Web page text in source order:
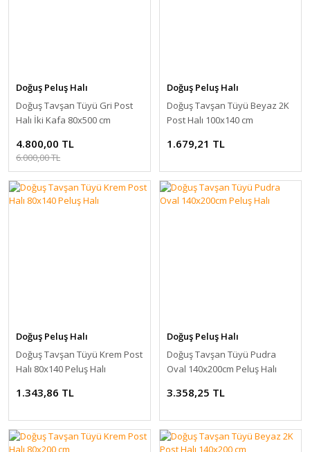
Doğuş Peluş Halı
Doğuş Tavşan Tüyü Gri Post
Halı İki Kafa 80x500 cm
4.800,00 TL
6.000,00 TL
Doğuş Peluş Halı
Doğuş Tavşan Tüyü Beyaz 2K
Post Halı 100x140 cm
1.679,21 TL
Doğuş Peluş Halı
Doğuş Tavşan Tüyü Krem Post
Halı 80x140 Peluş Halı
1.343,86 TL
Doğuş Peluş Halı
Doğuş Tavşan Tüyü Pudra
Oval 140x200cm Peluş Halı
3.358,25 TL